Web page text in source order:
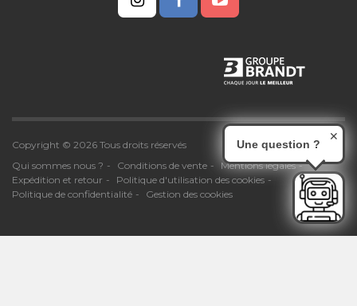
Copyright © 2026 Tous droits réservés
Qui sommes nous ?
Conditions de vente
Mentions légales
Expédition et retour
Politique d'utilisation des cookies
Politique de confidentialité
Gestion des cookies
Une question ?
✕